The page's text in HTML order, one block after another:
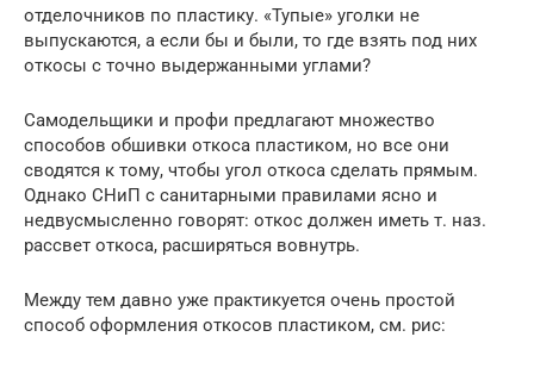
отделочников по пластику. «Тупые» уголки не
выпускаются, а если бы и были, то где взять под них
откосы с точно выдержанными углами?
Самодельщики и профи предлагают множество
способов обшивки откоса пластиком, но все они
сводятся к тому, чтобы угол откоса сделать прямым.
Однако СНиП с санитарными правилами ясно и
недвусмысленно говорят: откос должен иметь т. наз.
рассвет откоса, расширяться вовнутрь.
Между тем давно уже практикуется очень простой
способ оформления откосов пластиком, см. рис: